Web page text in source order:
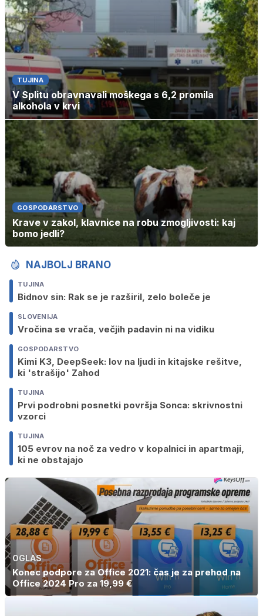
TUJINA
V Splitu obravnavali moškega s 6,2 promila
alkohola v krvi
GOSPODARSTVO
Krave v zakol, klavnice na robu zmogljivosti: kaj
bomo jedli?
NAJBOLJ BRANO
TUJINA
Bidnov sin: Rak se je razširil, zelo boleče je
SLOVENIJA
Vročina se vrača, večjih padavin ni na vidiku
GOSPODARSTVO
Kimi K3, DeepSeek: lov na ljudi in kitajske rešitve,
ki 'strašijo' Zahod
TUJINA
Prvi podrobni posnetki površja Sonca: skrivnostni
vzorci
TUJINA
105 evrov na noč za vedro v kopalnici in apartmaji,
ki ne obstajajo
OGLAS
Konec podpore za Office 2021: čas je za prehod na
Office 2024 Pro za 19,99 €